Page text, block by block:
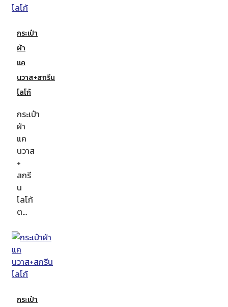
กระเป๋า
ผ้า
แค
นวาส+สกรีน
โลโก้
กระเป๋า
ผ้า
แค
นวาส
+
สกรี
น
โลโก้
ต…
กระเป๋า